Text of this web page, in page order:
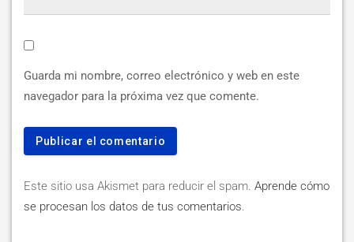
Guarda mi nombre, correo electrónico y web en este
navegador para la próxima vez que comente.
Este sitio usa Akismet para reducir el spam. Aprende cómo
se procesan los datos de tus comentarios.